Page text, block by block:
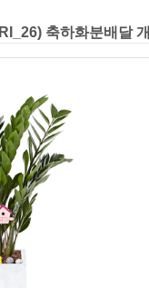
축하화분배달